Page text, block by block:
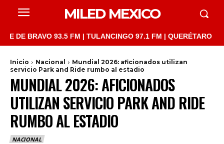
MILED MEXICO
93.5 FM | TULANCINGO 97.1 FM | QUERÉTARO 103.1
Inicio Nacional
Mundial 2026: aficionados utilizan
servicio Park and Ride rumbo al estadio
MUNDIAL 2026: AFICIONADOS
UTILIZAN SERVICIO PARK AND RIDE
RUMBO AL ESTADIO
NACIONAL